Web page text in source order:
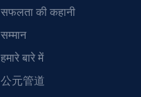
सफलता की कहानी
सम्मान
हमारे बारे में
公元管道